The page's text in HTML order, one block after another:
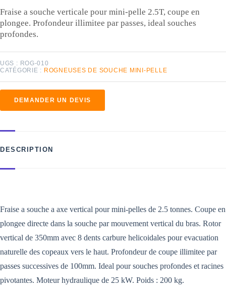
Fraise a souche verticale pour mini-pelle 2.5T, coupe en
plongee. Profondeur illimitee par passes, ideal souches
profondes.
UGS : ROG-010
CATÉGORIE : ROGNEUSES DE SOUCHE MINI-PELLE
DEMANDER UN DEVIS
DESCRIPTION
Fraise a souche a axe vertical pour mini-pelles de 2.5 tonnes. Coupe en
plongee directe dans la souche par mouvement vertical du bras. Rotor
vertical de 350mm avec 8 dents carbure helicoidales pour evacuation
naturelle des copeaux vers le haut. Profondeur de coupe illimitee par
passes successives de 100mm. Ideal pour souches profondes et racines
pivotantes. Moteur hydraulique de 25 kW. Poids : 200 kg.